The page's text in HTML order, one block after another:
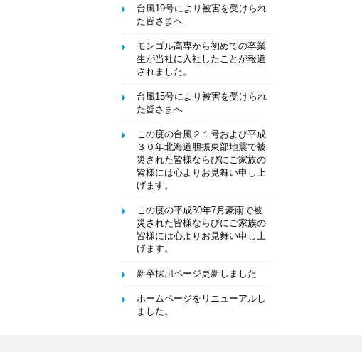
台風19号により被害を受けられ
た皆さまへ
モンゴル高専から初めての卒業
生が当社に入社したことが報道
されました。
台風15号により被害を受けられ
た皆さまへ
この度の台風２１号および平成
３０年北海道胆振東部地震で被
災された皆様ならびにご家族の
皆様には心よりお見舞い申し上
げます。
この度の平成30年7月豪雨で被
災された皆様ならびにご家族の
皆様には心よりお見舞い申し上
げます。
新卒採用ページ更新しました
ホームページをリニューアルし
ました。